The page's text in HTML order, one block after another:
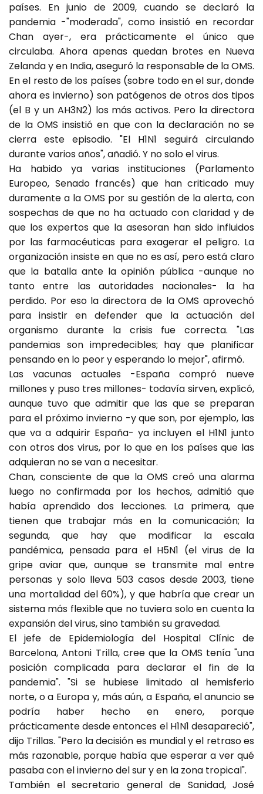
países. En junio de 2009, cuando se declaró la
pandemia -"moderada", como insistió en recordar
Chan ayer-, era prácticamente el único que
circulaba. Ahora apenas quedan brotes en Nueva
Zelanda y en India, aseguró la responsable de la OMS.
En el resto de los países (sobre todo en el sur, donde
ahora es invierno) son patógenos de otros dos tipos
(el B y un AH3N2) los más activos. Pero la directora
de la OMS insistió en que con la declaración no se
cierra este episodio. "El H1N1 seguirá circulando
durante varios años", añadió. Y no solo el virus.
Ha habido ya varias instituciones (Parlamento
Europeo, Senado francés) que han criticado muy
duramente a la OMS por su gestión de la alerta, con
sospechas de que no ha actuado con claridad y de
que los expertos que la asesoran han sido influidos
por las farmacéuticas para exagerar el peligro. La
organización insiste en que no es así, pero está claro
que la batalla ante la opinión pública -aunque no
tanto entre las autoridades nacionales- la ha
perdido. Por eso la directora de la OMS aprovechó
para insistir en defender que la actuación del
organismo durante la crisis fue correcta. "Las
pandemias son impredecibles; hay que planificar
pensando en lo peor y esperando lo mejor", afirmó.
Las vacunas actuales -España compró nueve
millones y puso tres millones- todavía sirven, explicó,
aunque tuvo que admitir que las que se preparan
para el próximo invierno -y que son, por ejemplo, las
que va a adquirir España- ya incluyen el H1N1 junto
con otros dos virus, por lo que en los países que las
adquieran no se van a necesitar.
Chan, consciente de que la OMS creó una alarma
luego no confirmada por los hechos, admitió que
había aprendido dos lecciones. La primera, que
tienen que trabajar más en la comunicación; la
segunda, que hay que modificar la escala
pandémica, pensada para el H5N1 (el virus de la
gripe aviar que, aunque se transmite mal entre
personas y solo lleva 503 casos desde 2003, tiene
una mortalidad del 60%), y que habría que crear un
sistema más flexible que no tuviera solo en cuenta la
expansión del virus, sino también su gravedad.
El jefe de Epidemiología del Hospital Clínic de
Barcelona, Antoni Trilla, cree que la OMS tenía "una
posición complicada para declarar el fin de la
pandemia". "Si se hubiese limitado al hemisferio
norte, o a Europa y, más aún, a España, el anuncio se
podría haber hecho en enero, porque
prácticamente desde entonces el H1N1 desapareció",
dijo Trillas. "Pero la decisión es mundial y el retraso es
más razonable, porque había que esperar a ver qué
pasaba con el invierno del sur y en la zona tropical".
También el secretario general de Sanidad, José